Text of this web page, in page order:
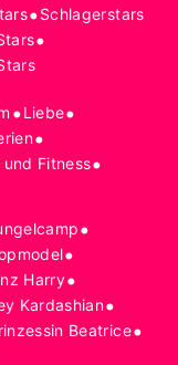
•Schlagerstars
•
•Liebe•
•
Fitness•
•
•
Harry•
Kardashian•
Beatrice•